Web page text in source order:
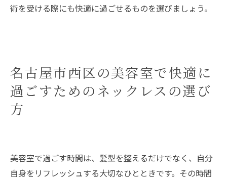
術を受ける際にも快適に過ごせるものを選びましょう。
名古屋市西区の美容室で快適に
過ごすためのネックレスの選び
方
美容室で過ごす時間は、髪型を整えるだけでなく、自分
自身をリフレッシュする大切なひとときです。その時間